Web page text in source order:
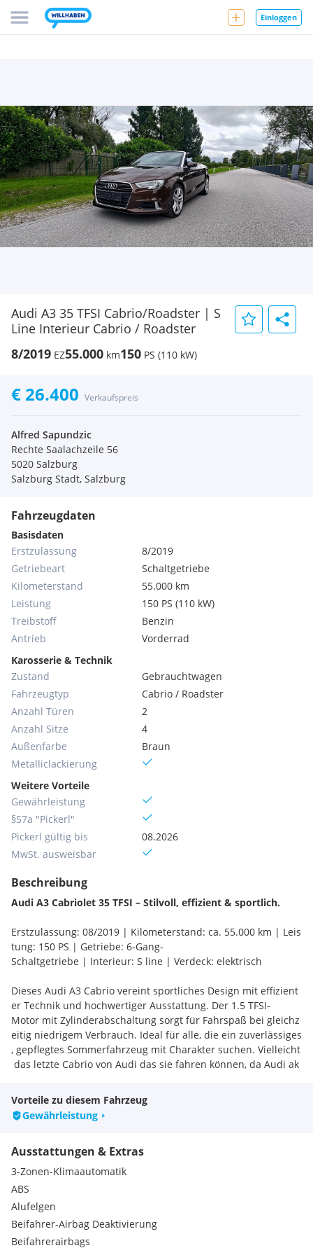
Einloggen
Audi A3 35 TFSI Cabrio/Roadster | S
Line Interieur Cabrio / Roadster
8/2019 EZ55.000 km150 PS (110 kW)
€ 26.400 Verkaufspreis
Alfred Sapundzic
Rechte Saalachzeile 56
5020 Salzburg
Salzburg Stadt, Salzburg
Fahrzeugdaten
Basisdaten
Erstzulassung
8/2019
Getriebeart
Schaltgetriebe
Kilometerstand
55.000 km
Leistung
150 PS (110 kW)
Treibstoff
Benzin
Antrieb
Vorderrad
Karosserie & Technik
Zustand
Gebrauchtwagen
Fahrzeugtyp
Cabrio / Roadster
Anzahl Türen
2
Anzahl Sitze
4
Außenfarbe
Braun
Metallic­lackierung
Weitere Vorteile
Gewährleistung
§57a "Pickerl"
Pickerl gültig bis
08.2026
MwSt. ausweisbar
Beschreibung
Audi A3 Cabriolet 35 TFSI – Stilvoll, effizient & sportlich.
Erstzulassung: 08/2019 | Kilometerstand: ca. 55.000 km | Leis
tung: 150 PS | Getriebe: 6-Gang-
Schaltgetriebe | Interieur: S line | Verdeck: elektrisch
Dieses Audi A3 Cabrio vereint sportliches Design mit effizient
er Technik und hochwertiger Ausstattung. Der 1.5 TFSI-
Motor mit Zylinderabschaltung sorgt für Fahrspaß bei gleichz
eitig niedrigem Verbrauch. Ideal für alle, die ein zuverlässiges
, gepflegtes Sommerfahrzeug mit Charakter suchen. Vielleicht
das letzte Cabrio von Audi das sie fahren können, da Audi ak
Technik & Motorisierung
- 1.5 TFSI mit 150 PS und Zylinderabschaltung (ACT)
- Umweltfreundliche Euro 6+ Abgasnorm
- Elektronisches Stabilitätsprogramm (ESP)
- Elektromechanische Servolenkung
Komfort & Innenraum
- S line Interieur mit Aluminium-Dekoreinlagen
Vorteile zu diesem Fahrzeug
Gewährleistung
Ausstattungen & Extras
3-Zonen-Klimaautomatik
ABS
Alufelgen
Beifahrer-Airbag Deaktivierung
Beifahrerairbags